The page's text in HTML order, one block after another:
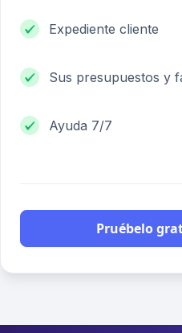
Expediente cliente
Sus presupuestos y
Ayuda 7/7
Pruébelo